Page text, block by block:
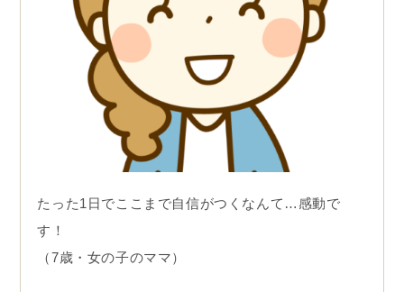
たった1日でここまで自信がつくなんて…感動で
す！
（7歳・女の子のママ）